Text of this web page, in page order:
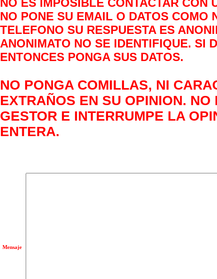
NO ES IMPOSIBLE CONTACTAR CON
NO PONE SU EMAIL O DATOS COMO
TELEFONO SU RESPUESTA ES
ANONIMATO NO SE IDENTIFIQUE. SI
ENTONCES PONGA SUS DATOS.
NO PONGA COMILLAS, NI
EXTRAÑOS EN SU OPINION. NO
GESTOR E INTERRUMPE LA
ENTERA.
Mensaje